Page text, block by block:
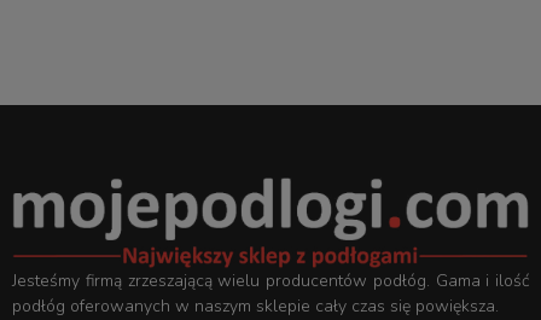
Jesteśmy firmą zrzeszającą wielu producentów podłóg. Gama i ilość
podłóg oferowanych w naszym sklepie cały czas się powiększa.